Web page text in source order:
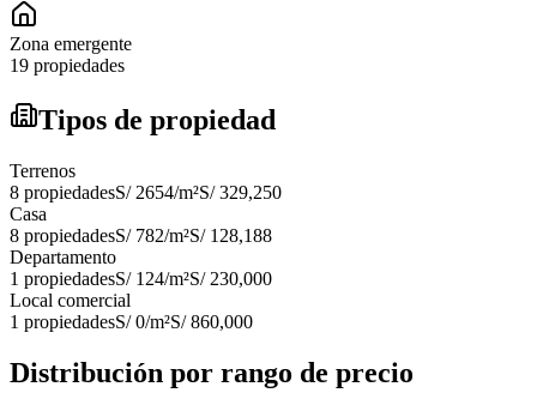
Zona emergente
19 propiedades
Tipos de propiedad
Terrenos
8 propiedadesS/ 2654/m²S/ 329,250
Casa
8 propiedadesS/ 782/m²S/ 128,188
Departamento
1 propiedadesS/ 124/m²S/ 230,000
Local comercial
1 propiedadesS/ 0/m²S/ 860,000
Distribución por rango de precio